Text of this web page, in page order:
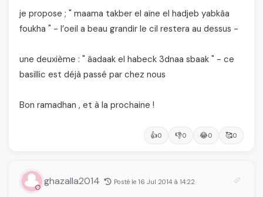
je propose ; " maama takber el aïne el hadjeb yabkâa
foukha " - l’oeil a beau grandir le cil restera au dessus -
une deuxième : " âadaak el habeck 3dnaa sbaak " - ce
basillic est déjà passé par chez nous
Bon ramadhan , et à la prochaine !
👍0 👎0 😂0 🥰0
ghazalla2014 Posté le 16 Jul 2014 à 14:22